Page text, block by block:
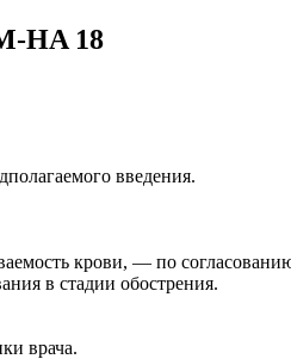
HA 18
введения.
крови, — по
в стадии обострения.
врача.